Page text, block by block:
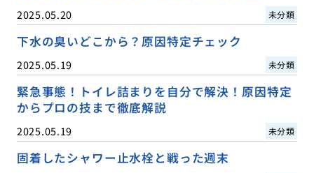
2025.05.20 未分類
下水の臭いどこから？原因特定チェック
2025.05.19 未分類
緊急事態！トイレ詰まりを自分で解決！原因特定
からプロの技まで徹底解説
2025.05.19 未分類
固着したシャワー止水栓と戦った週末